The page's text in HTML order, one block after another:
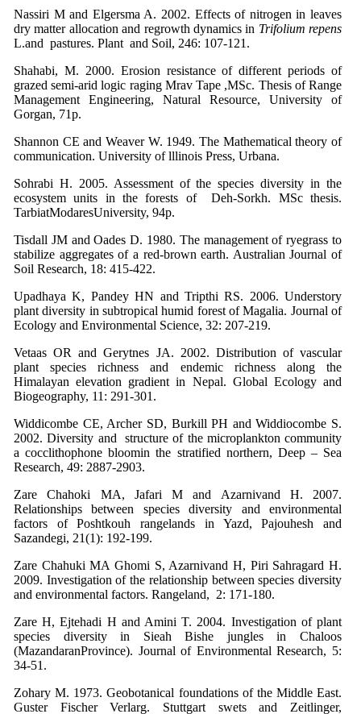
Nassiri M and Elgersma A. 2002. Effects of nitrogen in leaves
dry matter allocation and regrowth dynamics in Trifolium repens
L.and pastures. Plant and Soil, 246: 107-121.
Shahabi, M. 2000. Erosion resistance of different periods of
grazed semi-arid logic raging Mrav Tape ,MSc. Thesis of Range
Management Engineering, Natural Resource, University of
Gorgan, 71p.
Shannon CE and Weaver W. 1949. The Mathematical theory of
communication. University of lllinois Press, Urbana.
Sohrabi H. 2005. Assessment of the species diversity in the
ecosystem units in the forests of Deh-Sorkh. MSc thesis.
TarbiatModaresUniversity, 94p.
Tisdall JM and Oades D. 1980. The management of ryegrass to
stabilize aggregates of a red-brown earth. Australian Journal of
Soil Research, 18: 415-422.
Upadhaya K, Pandey HN and Tripthi RS. 2006. Understory
plant diversity in subtropical humid forest of Magalia. Journal of
Ecology and Environmental Science, 32: 207-219.
Vetaas OR and Gerytnes JA. 2002. Distribution of vascular
plant species richness and endemic richness along the
Himalayan elevation gradient in Nepal. Global Ecology and
Biogeography, 11: 291-301.
Widdicombe CE, Archer SD, Burkill PH and Widdiocombe S.
2002. Diversity and structure of the microplankton community
a cocclithophone bloomin the stratified northern, Deep – Sea
Research, 49: 2887-2903.
Zare Chahoki MA, Jafari M and Azarnivand H. 2007.
Relationships between species diversity and environmental
factors of Poshtkouh rangelands in Yazd, Pajouhesh and
Sazandegi, 21(1): 192-199.
Zare Chahuki MA Ghomi S, Azarnivand H, Piri Sahragard H.
2009. Investigation of the relationship between species diversity
and environmental factors. Rangeland, 2: 171-180.
Zare H, Ejtehadi H and Amini T. 2004. Investigation of plant
species diversity in Sieah Bishe jungles in Chaloos
(MazandaranProvince). Journal of Environmental Research, 5:
34-51.
Zohary M. 1973. Geobotanical foundations of the Middle East.
Guster Fischer Verlarg. Stuttgart swets and Zeitlinger,